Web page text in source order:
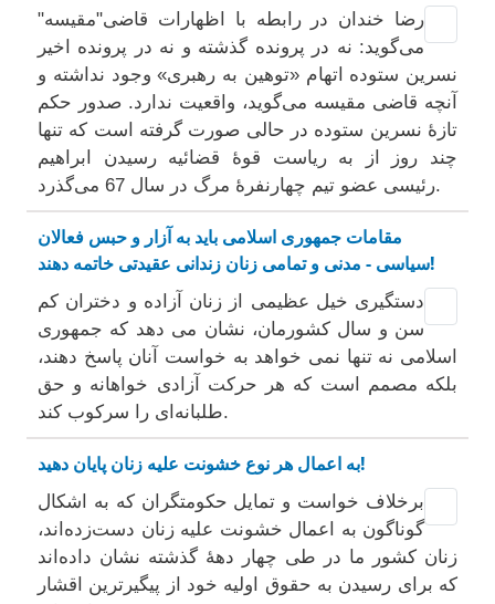
رضا خندان در رابطه با اظهارات قاضی"مقیسه"
می‌گوید: نه در پرونده گذشته و نه در پرونده اخیر
نسرین ستوده اتهام «توهین به رهبری» وجود نداشته و
آنچه قاضی مقیسه می‌گوید، واقعیت ندارد. صدور حکم
تازۀ نسرین ستوده در حالی صورت گرفته است که تنها
چند روز از به ریاست قوۀ قضائیه رسیدن ابراهیم
رئیسی عضو تیم چهارنفرۀ مرگ در سال 67 می‌گذرد.
مقامات جمهوری اسلامی باید به آزار و حبس فعالان
سیاسی - مدنی و تمامی زنان زندانی عقیدتی خاتمه دهند!
دستگیری خیل عظیمی از زنان آزاده و دختران کم
سن و سال کشورمان، نشان می دهد که جمهوری
اسلامی نه تنها نمی خواهد به خواست آنان پاسخ دهند،
بلکه مصمم است که هر حرکت آزادی خواهانه و حق
طلبانه‌ای را سرکوب کند.
به اعمال هر نوع خشونت علیه زنان پایان دهید!
برخلاف خواست و تمایل حکومتگران که به اشکال
گوناگون به اعمال خشونت علیه زنان دست‌زده‌اند،
زنان کشور ما در طی چهار دهۀ گذشته نشان داده‌اند
که برای رسیدن به حقوق اولیه خود از پیگیرترین اقشار